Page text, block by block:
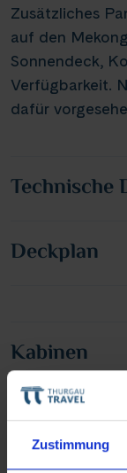
Zustimmung
Zusätzliches
auf den
Sonnendeck,
Verfügbarkeit.
dafür
Technische
Deckplan
Kabinen